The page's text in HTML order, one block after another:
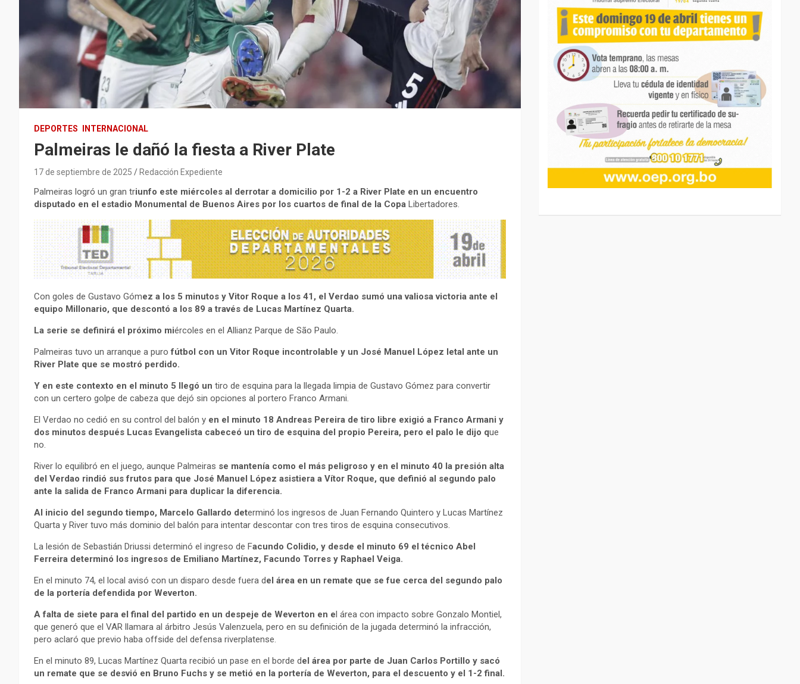
DEPORTES INTERNACIONAL
Palmeiras le dañó la fiesta a River Plate
17 de septiembre de 2025 Redacción Expediente
Palmeiras logró un gran triunfo este miércoles al derrotar a domicilio por 1-2 a River Plate en un encuentro
disputado en el estadio Monumental de Buenos Aires por los cuartos de final de la Copa Libertadores.
Con goles de Gustavo Gómez a los 5 minutos y Vitor Roque a los 41, el Verdao sumó una valiosa victoria ante el
equipo Millonario, que descontó a los 89 a través de Lucas Martínez Quarta.
La serie se definirá el próximo miércoles en el Allianz Parque de São Paulo.
Palmeiras tuvo un arranque a purofútbol con un Vitor Roque incontrolable y un José Manuel López letal ante un
River Plate que se mostró perdido.
Y en este contexto en el minuto 5 llegó un tiro de esquina para la llegada limpia de Gustavo Gómez para convertir
con un certero golpe de cabeza que dejó sin opciones al portero Franco Armani.
El Verdao no cedió en su control del balón y en el minuto 18 Andreas Pereira de tiro libre exigió a Franco Armani y
dos minutos después Lucas Evangelista cabeceó un tiro de esquina del propio Pereira, pero el palo le dijo que
no.
River lo equilibró en el juego, aunque Palmeiras se mantenía como el más peligroso y en el minuto 40 la presión alta
del Verdao rindió sus frutos para que José Manuel López asistiera a Vítor Roque, que definió al segundo palo
ante la salida de Franco Armani para duplicar la diferencia.
Al inicio del segundo tiempo, Marcelo Gallardo determinó los ingresos de Juan Fernando Quintero y Lucas Martínez
Quarta y River tuvo más dominio del balón para intentar descontar con tres tiros de esquina consecutivos.
La lesión de Sebastián Driussi determinó el ingreso de Facundo Colidio, y desde el minuto 69 el técnico Abel
Ferreira determinó los ingresos de Emiliano Martínez, Facundo Torres y Raphael Veiga.
En el minuto 74, el local avisó con un disparo desde fuera del área en un remate que se fue cerca del segundo palo
de la portería defendida por Weverton.
A falta de siete para el final del partido en un despeje de Weverton en el área con impacto sobre Gonzalo Montiel,
que generó que el VAR llamara al árbitro Jesús Valenzuela, pero en su definición de la jugada determinó la infracción,
pero aclaró que previo haba offside del defensa riverplatense.
En el minuto 89, Lucas Martínez Quarta recibió un pase en el borde del área por parte de Juan Carlos Portillo y sacó
un remate que se desvió en Bruno Fuchs y se metió en la portería de Weverton, para el descuento y el 1-2 final.